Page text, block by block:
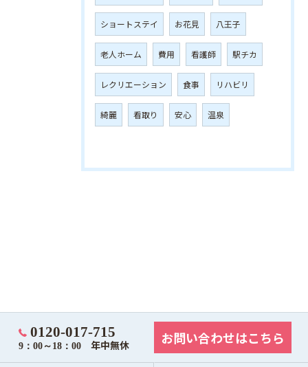
ショートステイ お花見 八王子
老人ホーム 費用 看護師 駅チカ
レクリエーション 食事 リハビリ
綺麗 看取り 安心 温泉
0120-017-715
9：00～18：00 年中無休 お問い合わせはこちら